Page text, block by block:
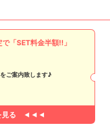
「SET料金半額!!」
ご案内致します♪
る